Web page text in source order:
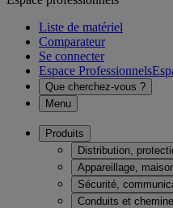
Liste de matériel
Comparateur
Se connecter
Espace Professionnels
Que cherchez-vous ?
Menu
Produits
Distribution,
Appareillage,
Sécurité,
Conduits et